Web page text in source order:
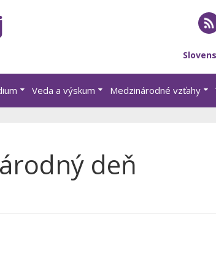
Veda a výskum Medzinárodné vzťahy
deň